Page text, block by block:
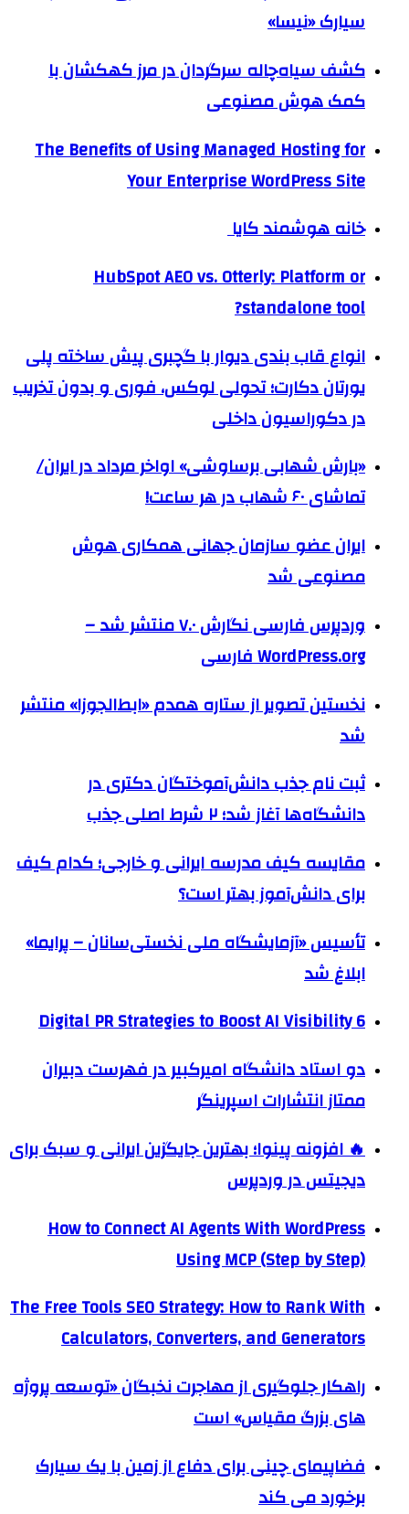
سیارک «نیسا»
کشف سیاه‌چاله سرگردان در مرز کهکشان با
کمک هوش مصنوعی
The Benefits of Using Managed Hosting for
Your Enterprise WordPress Site
خانه هوشمند کایا
HubSpot AEO vs. Otterly: Platform or
standalone tool?
انواع قاب بندی دیوار با گچبری پیش ساخته پلی
یورتان دکارت؛ تحولی لوکس، فوری و بدون تخریب
در دکوراسیون داخلی
«بارش شهابی برساوشی» اواخر مرداد در ایران/
تماشای ۶۰ شهاب در هر ساعت!
ایران عضو سازمان جهانی همکاری هوش
مصنوعی شد
وردپرس فارسی نگارش ۷.۰ منتشر شد –
WordPress.org فارسی
نخستین تصویر از ستاره همدم «ابط‌الجوزا» منتشر
شد
ثبت نام جذب دانش‌آموختگان دکتری در
دانشگاه‌ها آغاز شد؛ ۲ شرط اصلی جذب
مقایسه کیف مدرسه ایرانی و خارجی؛ کدام کیف
برای دانش‌آموز بهتر است؟
تأسیس «آزمایشگاه ملی نخستی‌سانان – پرایما»
ابلاغ شد
6 Digital PR Strategies to Boost AI Visibility
دو استاد دانشگاه امیرکبیر در فهرست دبیران
ممتاز انتشارات اسپرینگر
🔥 افزونه پینوا؛ بهترین جایگزین ایرانی و سبک برای
دیجیتس در وردپرس
How to Connect AI Agents With WordPress
Using MCP (Step by Step)
The Free Tools SEO Strategy: How to Rank With
Calculators, Converters, and Generators
راهکار جلوگیری از مهاجرت نخبگان «توسعه پروژه
های بزرگ مقیاس» است
فضاپیمای چینی برای دفاع از زمین با یک سیارک
برخورد می کند